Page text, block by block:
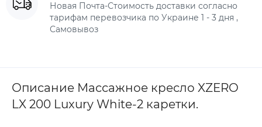
Новая Почта-Стоимость доставки согласно
тарифам перевозчика по Украине 1 - 3 дня ,
Самовывоз
Описание Массажное кресло XZERO
LX 200 Luxury White-2 каретки.